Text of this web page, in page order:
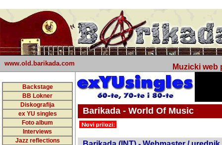
www.old.barikada.com Muzicki web
Backstage
BB Lokner
Diskografija
ex YU singles
Foto album
Interviews
Jazz reflections
Barikada - World Of Music